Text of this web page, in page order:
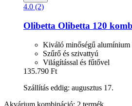
4.0 (2)
Olibetta Olibetta 120
Kiváló minőségű alumínium
Szűrő és szivattyú
Világítással és fűtővel
135.790 Ft
Szállítás eddig: augusztus 17.
Akvárium kombináció: 2 termék